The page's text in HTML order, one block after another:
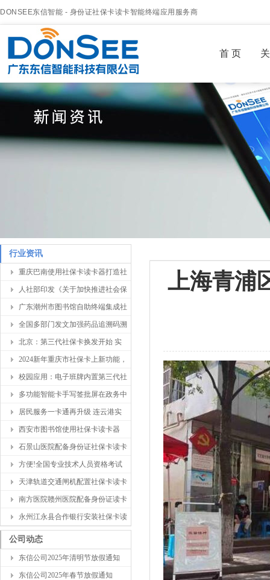
DONSEE东信智能 - 身份证社保卡读卡智能终端应用服务商
首 页
行业资讯
重庆巴南使用社保卡读卡器打造社
人社部印发《关于加快推进社会保
广东潮州市图书馆自助终端集成社
全国多部门发文加强药品追溯码溯
北京：第三代社保卡换发开始 实
2024新年重庆市社保卡上新功能，
校园应用：电子班牌内置第三代社
多功能智能卡手写签批屏在政务中
居民服务一卡通再升级 连云港实
西安市图书馆使用社保卡读卡器
石景山医院配备身份证社保卡读卡
方便!全国专业技术人员资格考试
天津轨道交通闸机配置社保卡读卡
南方医院赣州医院配备身份证读卡
永州江永县合作银行安装社保卡读
公司动态
东信公司2025年清明节放假通知
东信公司2025年春节放假通知
上海青浦